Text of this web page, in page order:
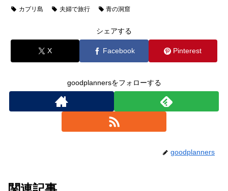
カプリ島
夫婦で旅行 青の洞窟
シェアする
X Facebook Pinterest
goodplannersをフォローする
goodplanners